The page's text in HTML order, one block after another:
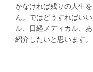
かなければ残りの人生
ん。ではどうすればい
ル、日経メディカル、
紹介したいと思います。